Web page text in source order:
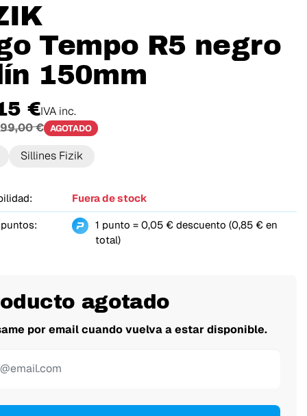
Tempo R5 negro
150mm
€IVA inc.
99,00 € AGOTADO
Sillines Fizik
Fuera de stock
puntos:
1 punto = 0,05 € descuento (0,85 € en
total)
agotado
por email cuando vuelva a estar disponible.